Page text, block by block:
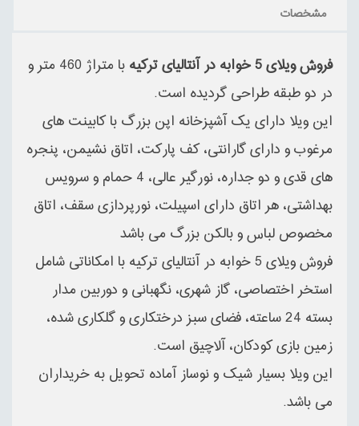
مشخصات
فروش ویلای 5 خوابه در آنتالیای ترکیه
با متراژ 460 متر و
در دو طبقه طراحی گردیده است.
این ویلا دارای یک آشپزخانه اپن بزرگ با کابینت های
مرغوب و دارای گارانتی، کف پارکت، اتاق نشیمن، پنجره
های قدی و دو جداره، نورگیر عالی، 4 حمام و سرویس
بهداشتی، هر اتاق دارای اسپیلت، نورپردازی سقف، اتاق
مخصوص لباس و بالکن بزرگ می باشد
فروش ویلای 5 خوابه در آنتالیای ترکیه با امکاناتی شامل
استخر اختصاصی، گاز شهری، نگهبانی و دوربین مدار
بسته 24 ساعته، فضای سبز درختکاری و گلکاری شده،
زمین بازی کودکان، آلاچیق است.
این ویلا بسیار شیک و نوساز آماده تحویل به خریداران
می باشد.